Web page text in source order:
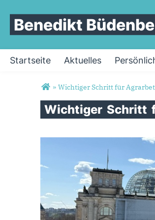
Benedikt
Startseite Aktuelles
Sie sind hier
» Wichtiger Schritt für
Wichtiger Schritt